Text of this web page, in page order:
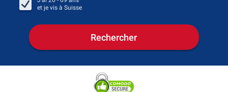
et je vis à Suisse
Rechercher